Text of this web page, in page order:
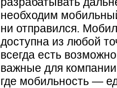
необходим
ни отправился.
доступна из любой
всегда есть
важные для
где мобильность —